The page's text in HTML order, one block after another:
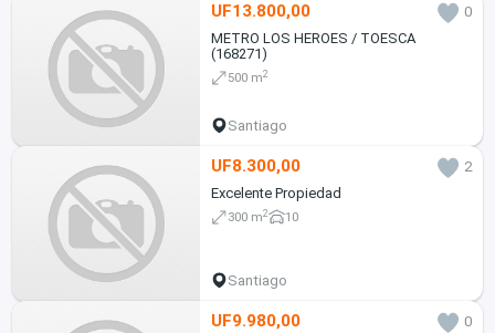
UF13.800,00
0
METRO LOS HEROES / TOESCA
(168271)
500 m2
Santiago
UF8.300,00
2
Excelente Propiedad
300 m2 10
Santiago
UF9.980,00
0